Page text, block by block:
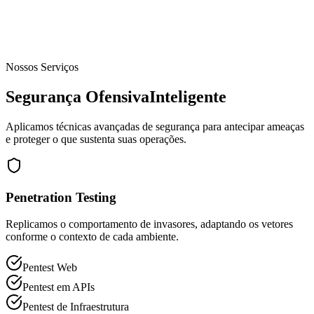
Nossos Serviços
Segurança OfensivaInteligente
Aplicamos técnicas avançadas de segurança para antecipar ameaças
e proteger o que sustenta suas operações.
Penetration Testing
Replicamos o comportamento de invasores, adaptando os vetores
conforme o contexto de cada ambiente.
Pentest Web
Pentest em APIs
Pentest de Infraestrutura